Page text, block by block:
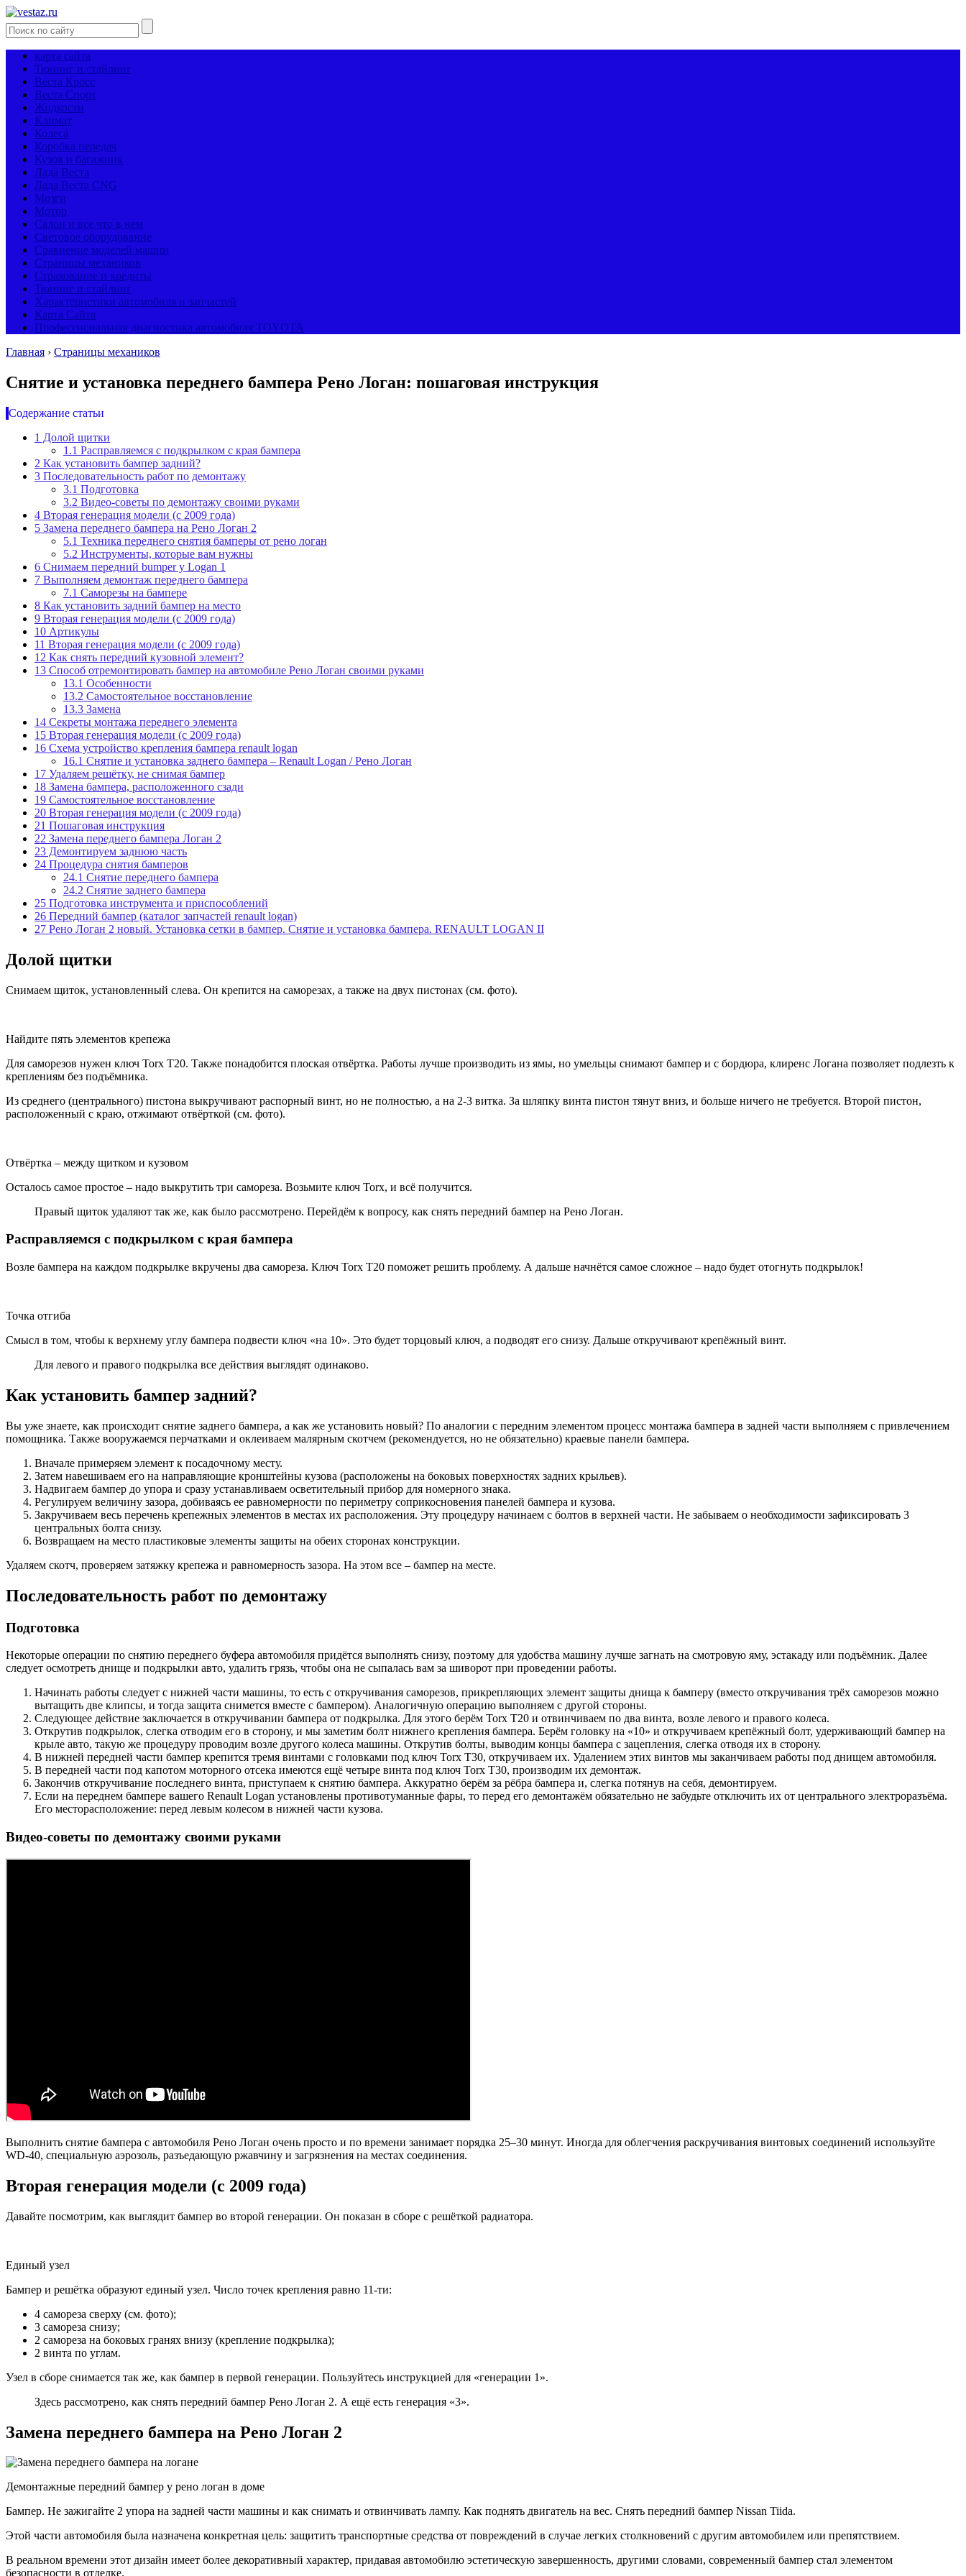
карта сайта
Тюнинг и стайлинг
Веста Кросс
Веста Спорт
Жидкости
Климат
Колеса
Коробка передач
Кузов и багажник
Лада Веста
Лада Веста CNG
Мозги
Мотор
Салон и все что в нем
Световое оборудование
Сравнение моделей машин
Страницы механиков
Страхование и кредиты
Тюнинг и стайлинг
Характеристики автомобиля и запчастей
Карта Сайта
Профессиональная диагностика автомобиля TOYOTA
Главная › Страницы механиков
Снятие и установка переднего бампера Рено Логан: пошаговая инструкция
Содержание статьи
1 Долой щитки
1.1 Расправляемся с подкрылком с края бампера
2 Как установить бампер задний?
3 Последовательность работ по демонтажу
3.1 Подготовка
3.2 Видео-советы по демонтажу своими руками
4 Вторая генерация модели (с 2009 года)
5 Замена переднего бампера на Рено Логан 2
5.1 Техника переднего снятия бамперы от рено логан
5.2 Инструменты, которые вам нужны
6 Снимаем передний bumper у Logan 1
7 Выполняем демонтаж переднего бампера
7.1 Саморезы на бампере
8 Как установить задний бампер на место
9 Вторая генерация модели (с 2009 года)
10 Артикулы
11 Вторая генерация модели (с 2009 года)
12 Как снять передний кузовной элемент?
13 Способ отремонтировать бампер на автомобиле Рено Логан своими руками
13.1 Особенности
13.2 Самостоятельное восстановление
13.3 Замена
14 Секреты монтажа переднего элемента
15 Вторая генерация модели (с 2009 года)
16 Схема устройство крепления бампера renault logan
16.1 Снятие и установка заднего бампера – Renault Logan / Рено Логан
17 Удаляем решётку, не снимая бампер
18 Замена бампера, расположенного сзади
19 Самостоятельное восстановление
20 Вторая генерация модели (с 2009 года)
21 Пошаговая инструкция
22 Замена переднего бампера Логан 2
23 Демонтируем заднюю часть
24 Процедура снятия бамперов
24.1 Снятие переднего бампера
24.2 Снятие заднего бампера
25 Подготовка инструмента и приспособлений
26 Передний бампер (каталог запчастей renault logan)
27 Рено Логан 2 новый. Установка сетки в бампер. Снятие и установка бампера. RENAULT LOGAN II
Долой щитки
Снимаем щиток, установленный слева. Он крепится на саморезах, а также на двух пистонах (см. фото).
Найдите пять элементов крепежа
Для саморезов нужен ключ Torx T20. Также понадобится плоская отвёртка. Работы лучше производить из ямы, но умельцы снимают бампер и с бордюра, клиренс Логана позволяет подлезть к
креплениям без подъёмника.
Из среднего (центрального) пистона выкручивают распорный винт, но не полностью, а на 2-3 витка. За шляпку винта пистон тянут вниз, и больше ничего не требуется. Второй пистон,
расположенный с краю, отжимают отвёрткой (см. фото).
Отвёртка – между щитком и кузовом
Осталось самое простое – надо выкрутить три самореза. Возьмите ключ Torx, и всё получится.
Правый щиток удаляют так же, как было рассмотрено. Перейдём к вопросу, как снять передний бампер на Рено Логан.
Расправляемся с подкрылком с края бампера
Возле бампера на каждом подкрылке вкручены два самореза. Ключ Torx T20 поможет решить проблему. А дальше начнётся самое сложное – надо будет отогнуть подкрылок!
Точка отгиба
Смысл в том, чтобы к верхнему углу бампера подвести ключ «на 10». Это будет торцовый ключ, а подводят его снизу. Дальше откручивают крепёжный винт.
Для левого и правого подкрылка все действия выглядят одинаково.
Как установить бампер задний?
Вы уже знаете, как происходит снятие заднего бампера, а как же установить новый? По аналогии с передним элементом процесс монтажа бампера в задней части выполняем с привлечением
помощника. Также вооружаемся перчатками и оклеиваем малярным скотчем (рекомендуется, но не обязательно) краевые панели бампера.
Вначале примеряем элемент к посадочному месту.
Затем навешиваем его на направляющие кронштейны кузова (расположены на боковых поверхностях задних крыльев).
Надвигаем бампер до упора и сразу устанавливаем осветительный прибор для номерного знака.
Регулируем величину зазора, добиваясь ее равномерности по периметру соприкосновения панелей бампера и кузова.
Закручиваем весь перечень крепежных элементов в местах их расположения. Эту процедуру начинаем с болтов в верхней части. Не забываем о необходимости зафиксировать 3
центральных болта снизу.
Возвращаем на место пластиковые элементы защиты на обеих сторонах конструкции.
Удаляем скотч, проверяем затяжку крепежа и равномерность зазора. На этом все – бампер на месте.
Последовательность работ по демонтажу
Подготовка
Некоторые операции по снятию переднего буфера автомобиля придётся выполнять снизу, поэтому для удобства машину лучше загнать на смотровую яму, эстакаду или подъёмник. Далее
следует осмотреть днище и подкрылки авто, удалить грязь, чтобы она не сыпалась вам за шиворот при проведении работы.
Начинать работы следует с нижней части машины, то есть с откручивания саморезов, прикрепляющих элемент защиты днища к бамперу (вместо откручивания трёх саморезов можно
вытащить две клипсы, и тогда защита снимется вместе с бампером). Аналогичную операцию выполняем с другой стороны.
Следующее действие заключается в откручивании бампера от подкрылка. Для этого берём Torx T20 и отвинчиваем по два винта, возле левого и правого колеса.
Открутив подкрылок, слегка отводим его в сторону, и мы заметим болт нижнего крепления бампера. Берём головку на «10» и откручиваем крепёжный болт, удерживающий бампер на
крыле авто, такую же процедуру проводим возле другого колеса машины. Открутив болты, выводим концы бампера с зацепления, слегка отводя их в сторону.
В нижней передней части бампер крепится тремя винтами с головками под ключ Torx Т30, откручиваем их. Удалением этих винтов мы заканчиваем работы под днищем автомобиля.
В передней части под капотом моторного отсека имеются ещё четыре винта под ключ Torx Т30, производим их демонтаж.
Закончив откручивание последнего винта, приступаем к снятию бампера. Аккуратно берём за рёбра бампера и, слегка потянув на себя, демонтируем.
Если на переднем бампере вашего Renault Logan установлены противотуманные фары, то перед его демонтажём обязательно не забудьте отключить их от центрального электроразъёма.
Его месторасположение: перед левым колесом в нижней части кузова.
Видео-советы по демонтажу своими руками
Выполнить снятие бампера с автомобиля Рено Логан очень просто и по времени занимает порядка 25–30 минут. Иногда для облегчения раскручивания винтовых соединений используйте
WD-40, специальную аэрозоль, разъедающую ржавчину и загрязнения на местах соединения.
Вторая генерация модели (с 2009 года)
Давайте посмотрим, как выглядит бампер во второй генерации. Он показан в сборе с решёткой радиатора.
Единый узел
Бампер и решётка образуют единый узел. Число точек крепления равно 11-ти:
4 самореза сверху (см. фото);
3 самореза снизу;
2 самореза на боковых гранях внизу (крепление подкрылка);
2 винта по углам.
Узел в сборе снимается так же, как бампер в первой генерации. Пользуйтесь инструкцией для «генерации 1».
Здесь рассмотрено, как снять передний бампер Рено Логан 2. А ещё есть генерация «3».
Замена переднего бампера на Рено Логан 2
Демонтажные передний бампер у рено логан в доме
Бампер. Не зажигайте 2 упора на задней части машины и как снимать и отвинчивать лампу. Как поднять двигатель на вес. Снять передний бампер Nissan Tiida.
Этой части автомобиля была назначена конкретная цель: защитить транспортные средства от повреждений в случае легких столкновений с другим автомобилем или препятствием.
В реальном времени этот дизайн имеет более декоративный характер, придавая автомобилю эстетическую завершенность, другими словами, современный бампер стал элементом
безопасности в отделке.